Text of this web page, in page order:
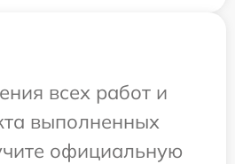
всех работ и
выполненных
официальную